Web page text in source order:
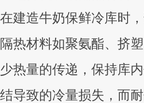
在建造牛奶保鲜冷库时
隔热材料如聚氨酯、挤
少热量的传递，保持库
结导致的冷量损失，而